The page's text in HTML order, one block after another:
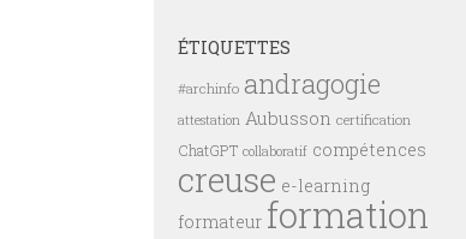
ÉTIQUETTES
#archinfo andragogie
attestation Aubusson certification
ChatGPT collaboratif compétences
creuse e-learning
formateur formation